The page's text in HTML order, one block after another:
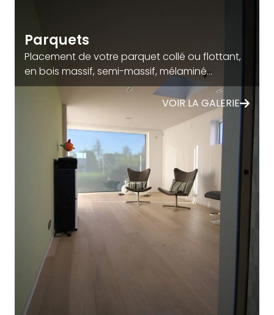
Parquets
Placement de votre parquet collé ou flottant,
en bois massif, semi-massif, mélaminé...
VOIR LA GALERIE